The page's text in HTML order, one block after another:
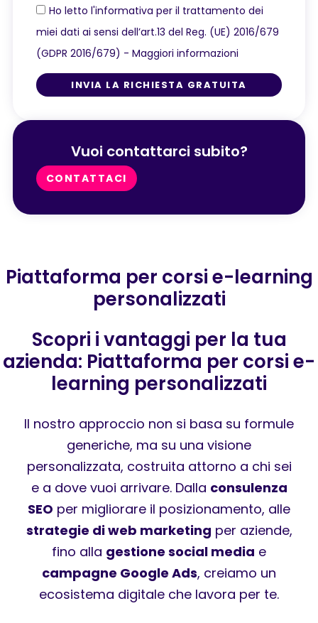
Ho letto l'informativa per il trattamento dei
miei dati ai sensi dell’art.13 del Reg. (UE) 2016/679
(GDPR 2016/679) - Maggiori informazioni
INVIA LA RICHIESTA GRATUITA
Vuoi contattarci subito?
CONTATTACI
Piattaforma per corsi e-learning
personalizzati
Scopri i vantaggi per la tua
azienda: Piattaforma per corsi e-
learning personalizzati
Il nostro approccio non si basa su formule
generiche, ma su una visione
personalizzata, costruita attorno a chi sei
e a dove vuoi arrivare. Dalla consulenza
SEO per migliorare il posizionamento, alle
strategie di web marketing per aziende,
fino alla gestione social media e
campagne Google Ads, creiamo un
ecosistema digitale che lavora per te.